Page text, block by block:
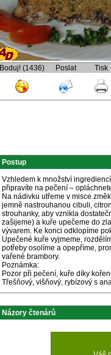
Boduj! (1436) Poslat Tisk
Postup
Vzhledem k množství
připravíte na pečení –
Na nádivku utřeme v misce
jemně nastrouhanou cibuli,
strouhanky, aby vznikla
zašijeme) a kuře upečeme do
vývarem. Ke konci odklopíme
Upečené kuře vyjmeme,
potřeby osolíme a opepříme,
vařené brambory.
Poznámka:
Pozor při pečení, kuře díky
Třešňový, višňový, rybízový s
Názory čtenárů